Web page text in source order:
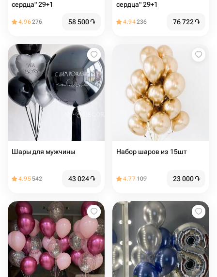
сердца" 29+1
4.96276 58 500֏
сердца" 29+1
4.94236 76 722֏
Шары для мужчины
4.95542 43 024֏
Набор шаров из 15шт
4.77 109 23 000֏